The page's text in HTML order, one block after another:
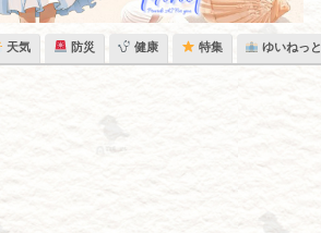
天気 防災 健康 特集 ゆいねっと